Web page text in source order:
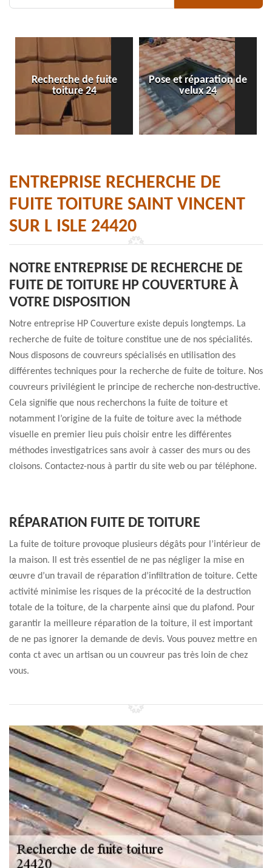
Recherche de fuite
toiture 24
Pose et réparation de
velux 24
ENTREPRISE RECHERCHE DE
FUITE TOITURE SAINT VINCENT
SUR L ISLE 24420
NOTRE ENTREPRISE DE RECHERCHE DE
FUITE DE TOITURE HP COUVERTURE À
VOTRE DISPOSITION
Notre entreprise HP Couverture existe depuis longtemps. La
recherche de fuite de toiture constitue une de nos spécialités.
Nous disposons de couvreurs spécialisés en utilisation des
différentes techniques pour la recherche de fuite de toiture. Nos
couvreurs privilégient le principe de recherche non-destructive.
Cela signifie que nous recherchons la fuite de toiture et
notamment l’origine de la fuite de toiture avec la méthode
visuelle en premier lieu puis choisir entre les différentes
méthodes investigatrices sans avoir à casser des murs ou des
cloisons. Contactez-nous à partir du site web ou par téléphone.
RÉPARATION FUITE DE TOITURE
La fuite de toiture provoque plusieurs dégâts pour l’intérieur de
la maison. Il est très essentiel de ne pas négliger la mise en
œuvre d’un travail de réparation d’infiltration de toiture. Cette
activité minimise les risques de la précocité de la destruction
totale de la toiture, de la charpente ainsi que du plafond. Pour
garantir la meilleure réparation de la toiture, il est important
de ne pas ignorer la demande de devis. Vous pouvez mettre en
conta ct avec un artisan ou un couvreur pas très loin de chez
vous.